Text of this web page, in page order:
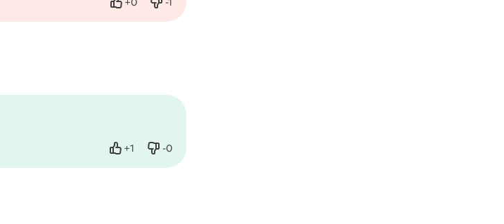
НравитсяНе нравится
+1
Нравится -0
Не нравится